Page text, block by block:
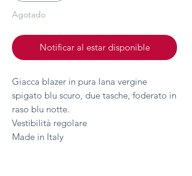
Agotado
Notificar al estar disponible
Giacca blazer in pura lana vergine
spigato blu scuro, due tasche, foderato in
raso blu notte.
Vestibilità regolare
Made in Italy